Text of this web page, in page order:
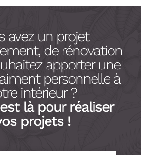
avez un projet
de rénovation
apporter une
personnelle à
intérieur ?
là pour réaliser
projets !